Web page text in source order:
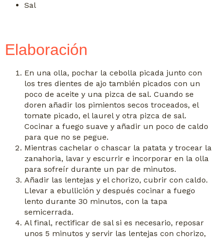
Sal
Elaboración
En una olla, pochar la cebolla picada junto con
los tres dientes de ajo también picados con un
poco de aceite y una pizca de sal. Cuando se
doren añadir los pimientos secos troceados, el
tomate picado, el laurel y otra pizca de sal.
Cocinar a fuego suave y añadir un poco de caldo
para que no se pegue.
Mientras cachelar o chascar la patata y trocear la
zanahoria, lavar y escurrir e incorporar en la olla
para sofreír durante un par de minutos.
Añadir las lentejas y el chorizo, cubrir con caldo.
Llevar a ebullición y después cocinar a fuego
lento durante 30 minutos, con la tapa
semicerrada.
Al final, rectificar de sal si es necesario, reposar
unos 5 minutos y servir las lentejas con chorizo,